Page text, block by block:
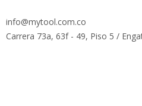
info@mytool.com.co
Carrera 73a, 63f - 49, Piso 5 /